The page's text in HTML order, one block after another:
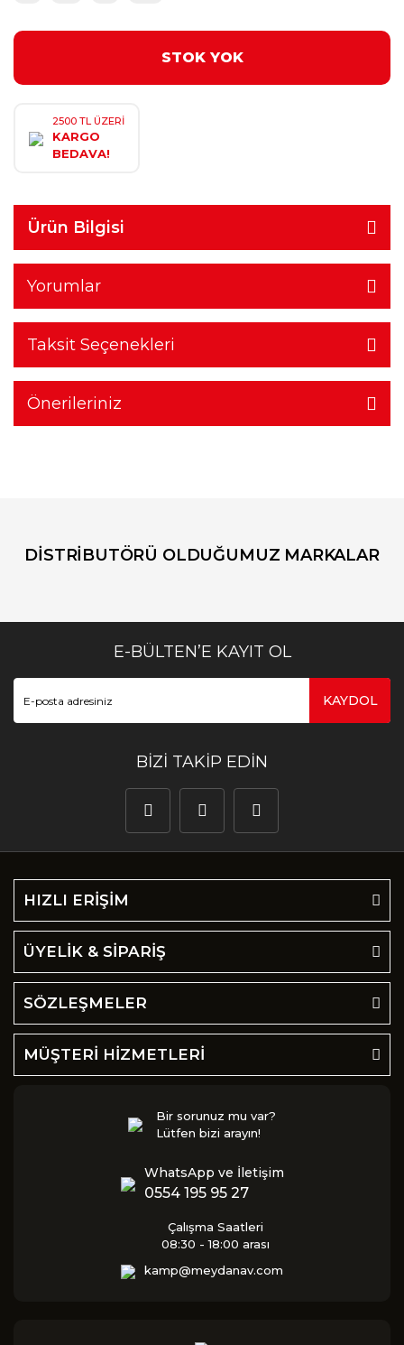
STOK YOK
2500 TL ÜZERİ
KARGO
BEDAVA!
Ürün Bilgisi
Yorumlar
Taksit Seçenekleri
Önerileriniz
DİSTRİBUTÖRÜ OLDUĞUMUZ MARKALAR
E-BÜLTEN’E KAYIT OL
KAYDOL
BİZİ TAKİP EDİN
HIZLI ERİŞİM
ÜYELİK & SİPARİŞ
SÖZLEŞMELER
MÜŞTERİ HİZMETLERİ
Bir sorunuz mu var?
Lütfen bizi arayın!
WhatsApp ve İletişim
0554 195 95 27
Çalışma Saatleri
08:30 - 18:00 arası
kamp@meydanav.com